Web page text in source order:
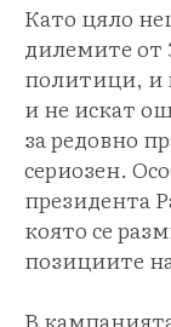
Като цяло
дилемите от
политици, и
и не искат
за редовно
сериозен.
президента
която се
позициите